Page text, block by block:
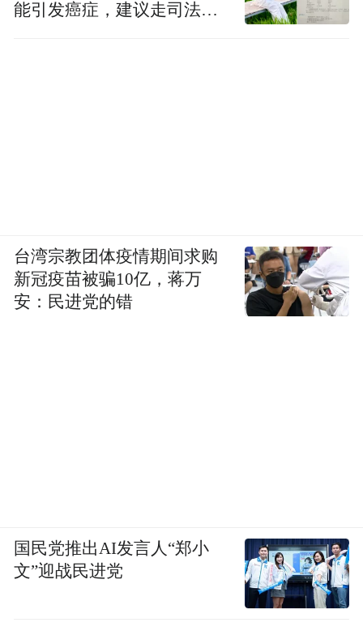
能引发癌症，建议走司法途
台湾宗教团体疫情期间求购
新冠疫苗被骗10亿，蒋万
安：民进党的错
国民党推出AI发言人“郑小
文”迎战民进党